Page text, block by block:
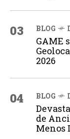
03 BLOG
GAME
2026
04 BLOG
de
Menos